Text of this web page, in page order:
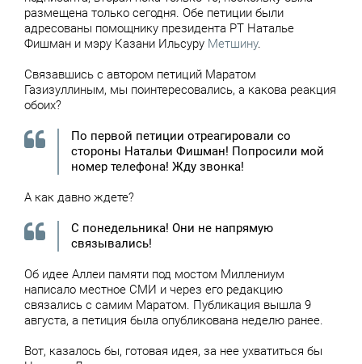
размещена только сегодня. Обе петиции были
адресованы помощнику президента РТ Наталье
Фишман и мэру Казани Ильсуру Метшину.
Связавшись с автором петиций Маратом
Газизуллиным, мы поинтересовались, а какова реакция
обоих?
По первой петиции отреагировали со
стороны Натальи Фишман! Попросили мой
номер телефона! Жду звонка!
А как давно ждете?
С понедельника! Они не напрямую
связывались!
Об идее Аллеи памяти под мостом Миллениум
написало местное СМИ и через его редакцию
связались с самим Маратом. Публикация вышла 9
августа, а петиция была опубликована неделю ранее.
Вот, казалось бы, готовая идея, за нее ухватиться бы